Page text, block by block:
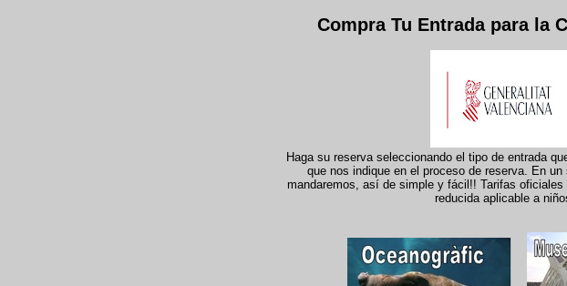
Compra Tu Entrada para la
Haga su reserva seleccionando el tipo de entrada
que nos indique en el proceso de reserva. En
mandaremos, así de simple y fácil!! Tarifas
reducida aplicable a